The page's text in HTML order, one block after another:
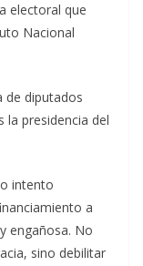
electoral que
Nacional
de diputados
la presidencia del
intento
a
engañosa. No
sino debilitar